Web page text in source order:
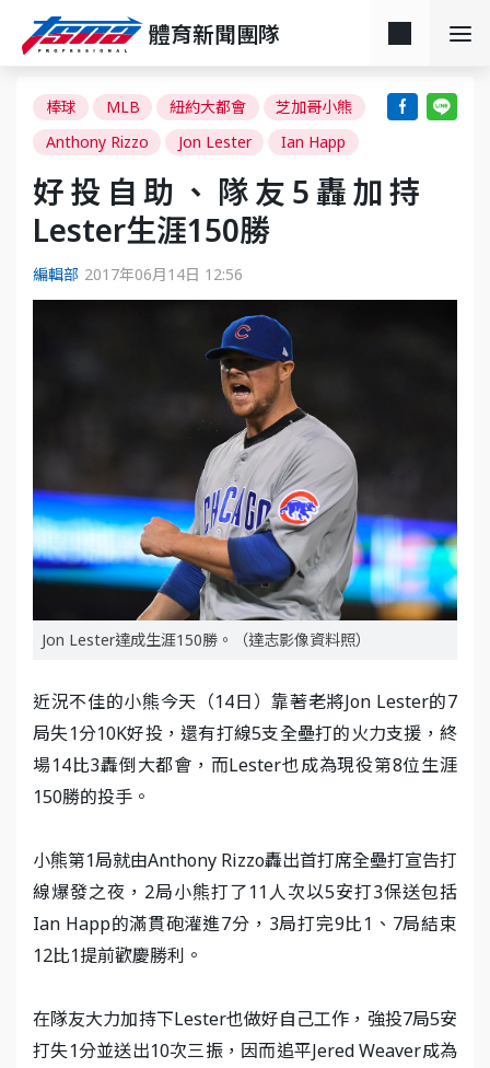
體育新聞團隊
棒球 MLB 紐約大都會
芝加哥小熊
Anthony Rizzo
Jon Lester Ian Happ
好投自助、隊友5轟加持
Lester生涯150勝
編輯部 2017年06月14日 12:56
Jon Lester達成生涯150勝。（達志影像資料照）
近況不佳的小熊今天（14日）靠著老將Jon Lester的7
局失1分10K好投，還有打線5支全壘打的火力支援，終
場14比3轟倒大都會，而Lester也成為現役第8位生涯
150勝的投手。
小熊第1局就由Anthony Rizzo轟出首打席全壘打宣告打
線爆發之夜，2局小熊打了11人次以5安打3保送包括
Ian Happ的滿貫砲灌進7分，3局打完9比1、7局結束
12比1提前歡慶勝利。
在隊友大力加持下Lester也做好自己工作，強投7局5安
打失1分並送出10次三振，因而追平Jered Weaver成為